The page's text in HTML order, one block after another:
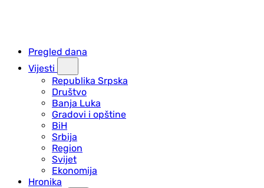
Pregled dana
Vijesti
Republika Srpska
Društvo
Banja Luka
Gradovi i opštine
BiH
Srbija
Region
Svijet
Ekonomija
Hronika